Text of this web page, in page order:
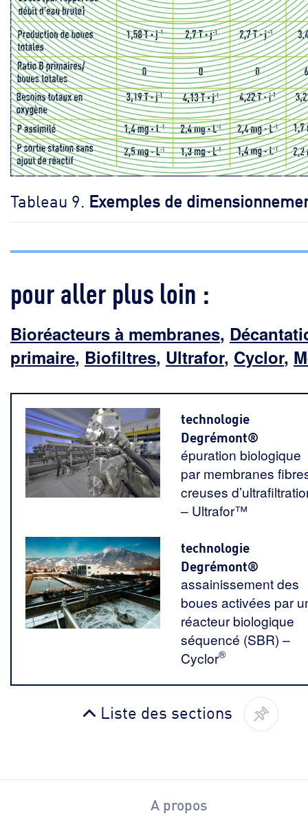
Tableau 9. Exemples de
pour aller plus loin :
Bioréacteurs à membranes,
primaire, Biofiltres, Ultrafor, Cyclor,
technologie
Degrémont®
épuration biologique
par membranes
creuses
– Ultrafor™
technologie
Degrémont®
assainissement des
boues activées par
réacteur biologique
séquencé (SBR) –
Cyclor®
Liste des sections
A propos